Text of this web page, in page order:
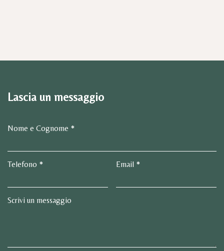
Lascia un messaggio
Nome e Cognome *
Telefono * Email *
Scrivi un messaggio